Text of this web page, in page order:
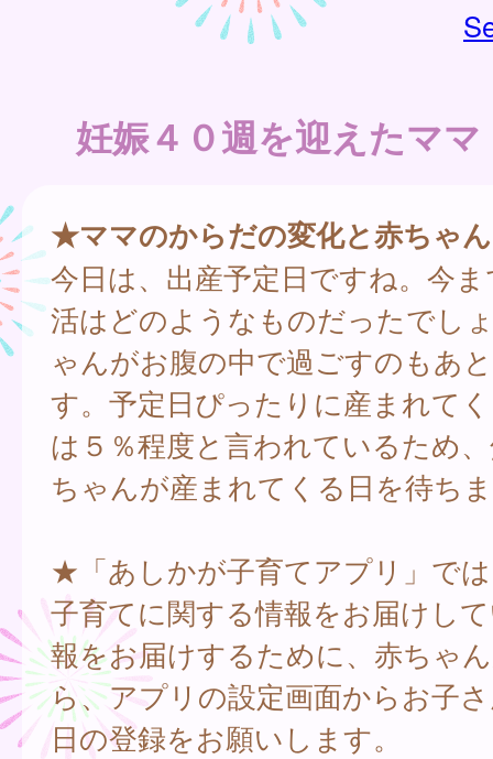
妊娠４０週を迎えたマ
★ママのからだの変化と赤ちゃ
今日は、出産予定日ですね。今
活はどのようなものだったでし
ゃんがお腹の中で過ごすのもあ
す。予定日ぴったりに産まれて
は５％程度と言われているため
ちゃんが産まれてくる日を待ち
★「あしかが子育てアプリ」で
子育てに関する情報をお届けし
報をお届けするために、赤ちゃ
ら、アプリの設定画面からお子
日の登録をお願いします。